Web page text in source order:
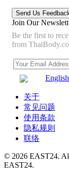
Join Our
Be the first to
from
English
关于
常见问题
使用条款
隐私规则
联络
© 2026 EAST24.
EAST24.